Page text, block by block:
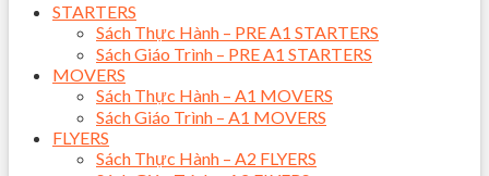
STARTERS
Sách Thực Hành – PRE A1 STARTERS
Sách Giáo Trình – PRE A1 STARTERS
MOVERS
Sách Thực Hành – A1 MOVERS
Sách Giáo Trình – A1 MOVERS
FLYERS
Sách Thực Hành – A2 FLYERS